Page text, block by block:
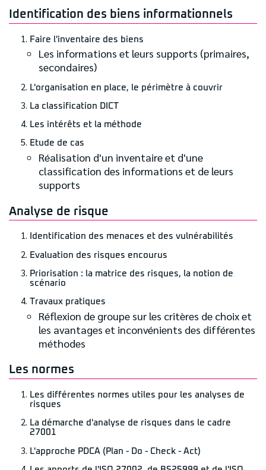
Identification des biens informationnels
Faire l'inventaire des biens
Les informations et leurs supports (primaires,
secondaires)
L'organisation en place, le périmètre à couvrir
La classification DICT
Les intérêts et la méthode
Etude de cas
Réalisation d'un inventaire et d'une
classification des informations et de leurs
supports
Analyse de risque
Identification des menaces et des vulnérabilités
Evaluation des risques encourus
Priorisation : la matrice des risques, la notion de
scénario
Travaux pratiques
Réflexion de groupe sur les critères de choix et
les avantages et inconvénients des différentes
méthodes
Les normes
Les différentes normes utiles pour les analyses de
risques
La démarche d'analyse de risques dans le cadre
27001
L'approche PDCA (Plan - Do - Check - Act)